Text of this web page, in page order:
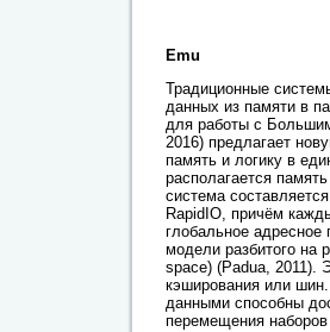
Emu
Традиционные
данных из памяти в
для работы с
2016) предлагает
память и логику в
располагается
система
RapidIO, причём
глобальное
модели разбитого на
space) (Padua, 2011).
кэширования или
данными способны
перемещения